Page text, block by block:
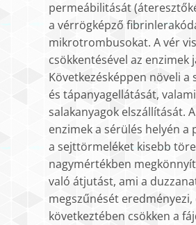
permeábilitását
a vérrögképző
mikrotrombusokat. A vér
csökkentésével az enzimek
Következésképpen növeli
és tápanyagellátását,
salakanyagok elszállítását.
enzimek a sérülés helyén a
a sejttörmeléket kisebb
nagymértékben
való átjutást, ami a
megszűnését eredményezi,
következtében csökken a